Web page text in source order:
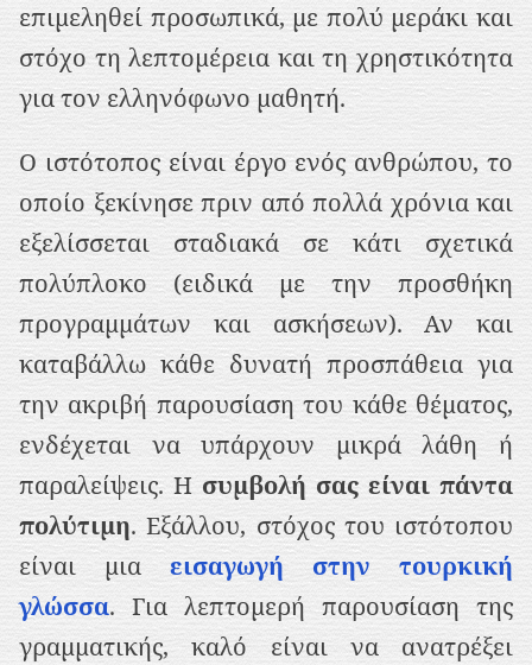
επιμεληθεί προσωπικά, με πολύ μεράκι και
στόχο τη λεπτομέρεια και τη χρηστικότητα
για τον ελληνόφωνο μαθητή.
Ο ιστότοπος είναι έργο ενός ανθρώπου, το
οποίο ξεκίνησε πριν από πολλά χρόνια και
εξελίσσεται σταδιακά σε κάτι σχετικά
πολύπλοκο (ειδικά με την προσθήκη
προγραμμάτων και ασκήσεων). Αν και
καταβάλλω κάθε δυνατή προσπάθεια για
την ακριβή παρουσίαση του κάθε θέματος,
ενδέχεται να υπάρχουν μικρά λάθη ή
παραλείψεις. Η συμβολή σας είναι πάντα
πολύτιμη. Εξάλλου, στόχος του ιστότοπου
είναι μιαεισαγωγή στην τουρκική
γλώσσα. Για λεπτομερή παρουσίαση της
γραμματικής, καλό είναι να ανατρέξει